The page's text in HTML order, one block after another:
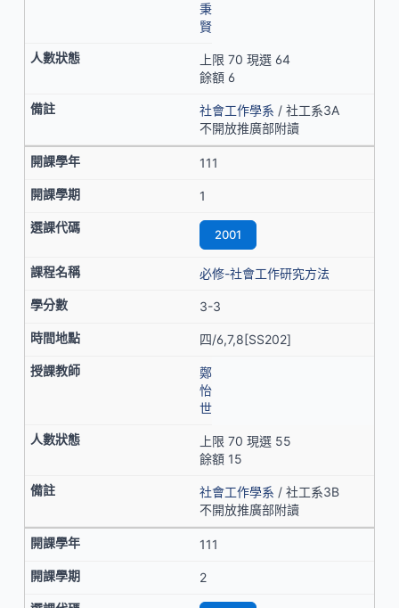
秉
賢
上限 70 現選 64
餘額 6
社會工作學系 / 社工系3A
不開放推廣部附讀
111
1
2001
必修-社會工作研究方法
3-3
四/6,7,8[SS202]
鄭
怡
世
上限 70 現選 55
餘額 15
社會工作學系 / 社工系3B
不開放推廣部附讀
111
2